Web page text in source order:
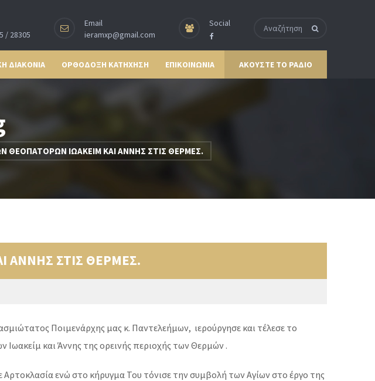
/ 28305
Email
ieramxp@gmail.com
Social
ΔΙΑΚΟΝΙΑ ΟΡΘΟΔΟΞΗ ΚΑΤΗΧΗΣΗ ΕΠΙΚΟΙΝΩΝΙΑ ΑΚΟΥΣΤΕ ΤΟ ΡΑΔΙΟ
ΘΕΟΠΑΤΟΡΩΝ ΙΩΑΚΕΙΜ ΚΑΙ ΑΝΝΗΣ ΣΤΙΣ ΘΕΡΜΕΣ.
ΑΝΝΗΣ ΣΤΙΣ ΘΕΡΜΕΣ.
Ποιμενάρχης μας κ. Παντελεήμων, ιερούργησε και τέλεσε το
και Άννης της ορεινής περιοχής των Θερμών .
ενώ στο κήρυγμα Του τόνισε την συμβολή των Αγίων στο έργο της